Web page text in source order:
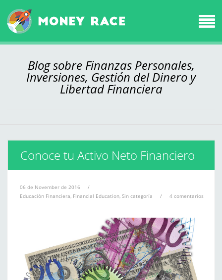
Blog sobre Finanzas Personales,
Inversiones, Gestión del Dinero y
Libertad Financiera
Conoce tu Activo Neto Financiero
06 de November de 2016
/
Educación Financiera, Financial Education, Sin categoría / 4 comentarios